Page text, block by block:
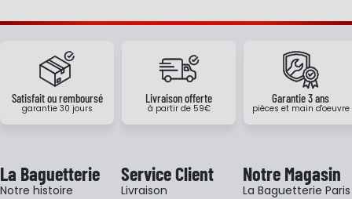
Satisfait ou remboursé
garantie 30 jours
Livraison offerte
à partir de 59€
Garantie 3 ans
pièces et main d'oeuvre
La Baguetterie
Notre histoire
Service Client
Livraison
Notre Magasin
La Baguetterie Paris